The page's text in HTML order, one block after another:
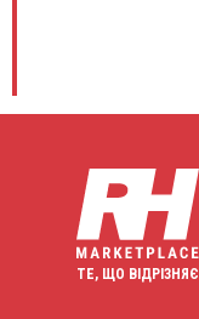
ТЕ, ЩО ВІДРІЗНЯЄ